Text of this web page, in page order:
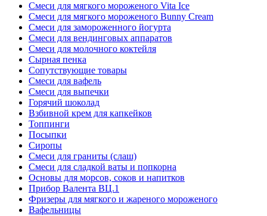
Смеси для мягкого мороженого Vita Ice
Смеси для мягкого мороженого Bunny Cream
Смеси для замороженного йогурта
Смеси для вендинговых аппаратов
Смеси для молочного коктейля
Сырная пенка
Сопутствующие товары
Смеси для вафель
Смеси для выпечки
Горячий шоколад
Взбивной крем для капкейков
Топпинги
Посыпки
Сиропы
Смеси для граниты (слаш)
Смеси для сладкой ваты и попкорна
Основы для морсов, соков и напитков
Прибор Валента ВЦ.1
Фризеры для мягкого и жареного мороженого
Вафельницы